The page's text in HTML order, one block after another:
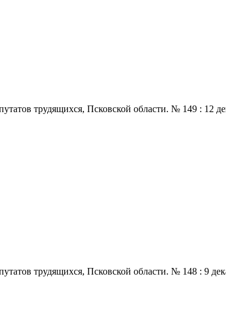
трудящихся, Псковской области. № 149 : 12
трудящихся, Псковской области. № 148 : 9